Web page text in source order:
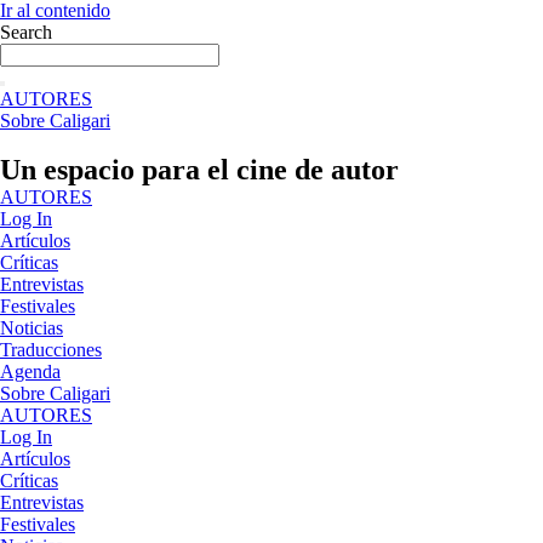
Ir al contenido
Search
AUTORES
Sobre Caligari
Un espacio para el cine de autor
AUTORES
Log In
Artículos
Críticas
Entrevistas
Festivales
Noticias
Traducciones
Agenda
Sobre Caligari
AUTORES
Log In
Artículos
Críticas
Entrevistas
Festivales